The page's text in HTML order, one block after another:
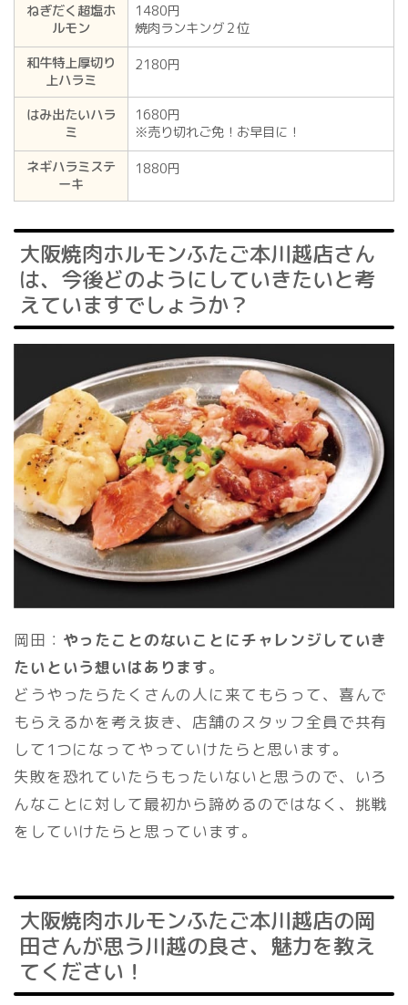
ねぎだく超塩ホ
ルモン
1480円
焼肉ランキング２位
和牛特上厚切り
上ハラミ
2180円
はみ出たいハラ
ミ
1680円
※売り切れご免！お早目に！
ネギハラミステ
ーキ
1880円
大阪焼肉ホルモンふたご本川越店さん
は、今後どのようにしていきたいと考
えていますでしょうか？
岡田： やったことのないことにチャレンジしていき
たいという想いはあります。
どうやったらたくさんの人に来てもらって、喜んで
もらえるかを考え抜き、店舗のスタッフ全員で共有
して1つになってやっていけたらと思います。
失敗を恐れていたらもったいないと思うので、いろ
んなことに対して最初から諦めるのではなく、挑戦
をしていけたらと思っています。
大阪焼肉ホルモンふたご本川越店の岡
田さんが思う川越の良さ、魅力を教え
てください！